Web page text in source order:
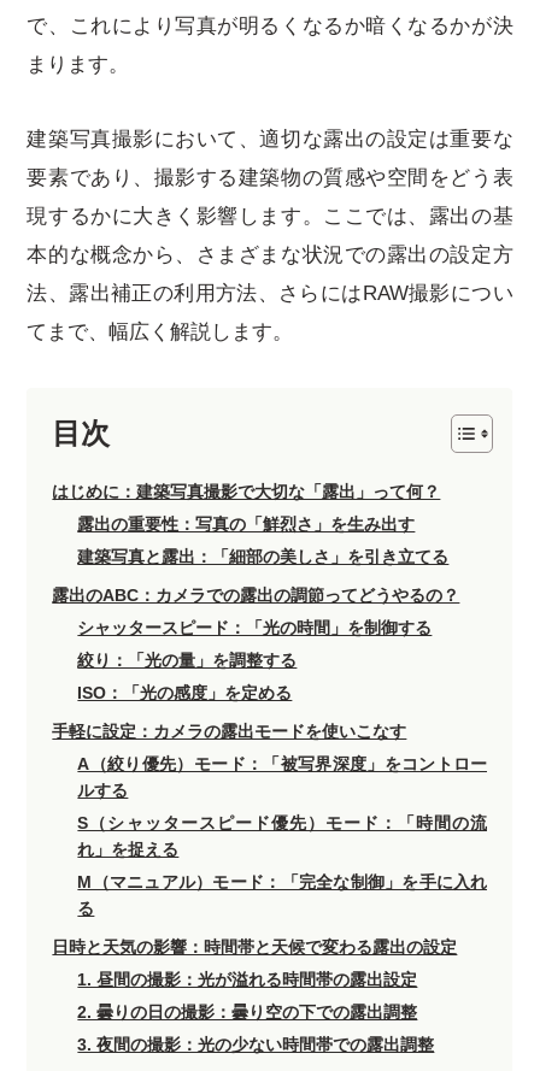
で、これにより写真が明るくなるか暗くなるかが決
まります。
建築写真撮影において、適切な露出の設定は重要な
要素であり、撮影する建築物の質感や空間をどう表
現するかに大きく影響します。ここでは、露出の基
本的な概念から、さまざまな状況での露出の設定方
法、露出補正の利用方法、さらにはRAW撮影につい
てまで、幅広く解説します。
目次
はじめに：建築写真撮影で大切な「露出」って何？
露出の重要性：写真の「鮮烈さ」を生み出す
建築写真と露出：「細部の美しさ」を引き立てる
露出のABC：カメラでの露出の調節ってどうやるの？
シャッタースピード：「光の時間」を制御する
絞り：「光の量」を調整する
ISO：「光の感度」を定める
手軽に設定：カメラの露出モードを使いこなす
A（絞り優先）モード：「被写界深度」をコントロー
ルする
S（シャッタースピード優先）モード：「時間の流
れ」を捉える
M（マニュアル）モード：「完全な制御」を手に入れ
る
日時と天気の影響：時間帯と天候で変わる露出の設定
1. 昼間の撮影：光が溢れる時間帯の露出設定
2. 曇りの日の撮影：曇り空の下での露出調整
3. 夜間の撮影：光の少ない時間帯での露出調整